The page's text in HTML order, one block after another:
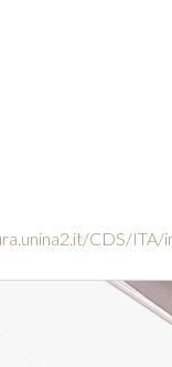
CDS/ITA/